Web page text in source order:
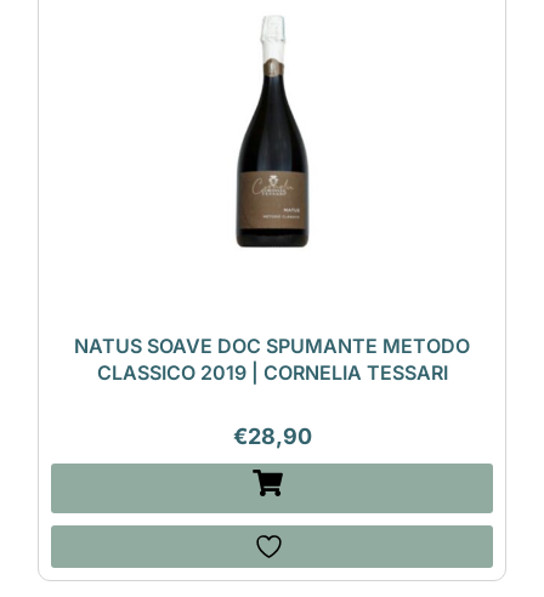
NATUS SOAVE DOC SPUMANTE METODO
CLASSICO 2019 | CORNELIA TESSARI
€28,90